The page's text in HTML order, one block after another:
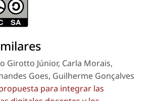
Girotto Júnior, Carla Morais,
Goes, Guilherme Gonçalves
para integrar las